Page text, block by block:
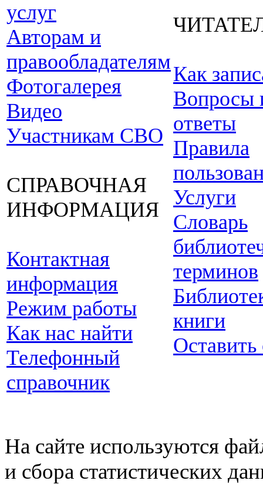
услуг
Авторам и
правообладателям
Фотогалерея
Видео
Участникам СВО
СПРАВОЧНАЯ
ИНФОРМАЦИЯ
Контактная
информация
Режим работы
Как нас найти
Телефонный
справочник
Как
Вопросы
ответы
Правила
Услуги
Словарь
терминов
книги
Оставить
На сайте используются
и сбора статистических